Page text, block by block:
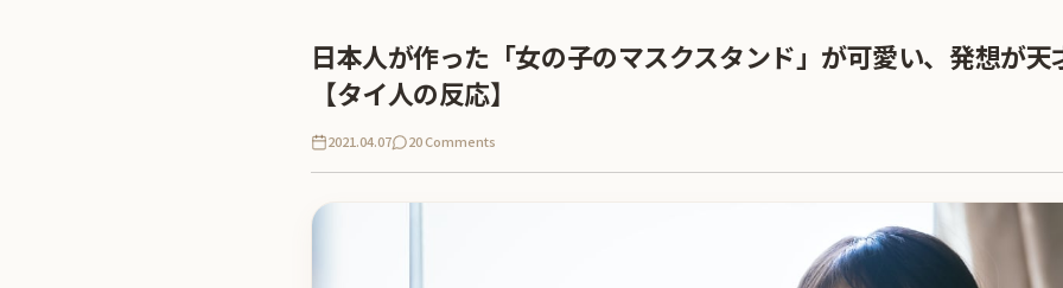
日本人が作った「女の子のマスクスタンド」が可愛い、発想が天
【タイ人の反応】
2021.04.07 20 Comments